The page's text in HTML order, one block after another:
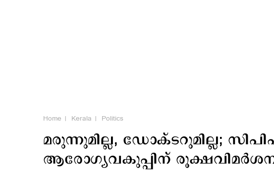
Home Kerala Politics
മരുന്നുമില്ല, ഡോക്ടറുമില്ല;
ആരോഗ്യവകുപ്പിന്